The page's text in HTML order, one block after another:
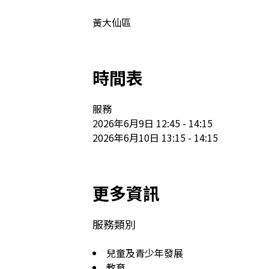
黃大仙區
時間表
服務
2026年6月9日 12:45 - 14:15
2026年6月10日 13:15 - 14:15
更多資訊
服務類別
兒童及青少年發展